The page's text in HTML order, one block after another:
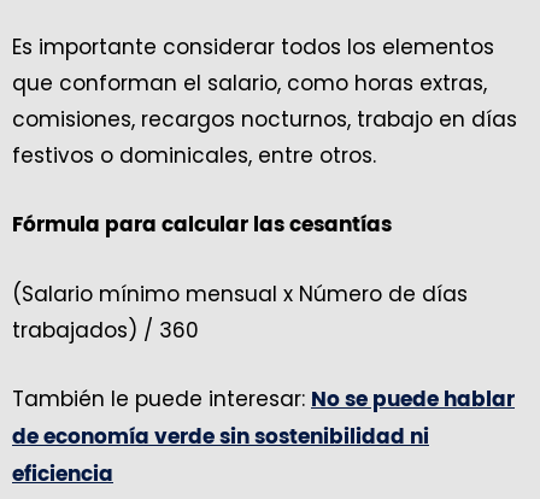
Es importante considerar todos los elementos
que conforman el salario, como horas extras,
comisiones, recargos nocturnos, trabajo en días
festivos o dominicales, entre otros.
Fórmula para calcular las cesantías
(Salario mínimo mensual x Número de días
trabajados) / 360
También le puede interesar: No se puede hablar
de economía verde sin sostenibilidad ni
eficiencia